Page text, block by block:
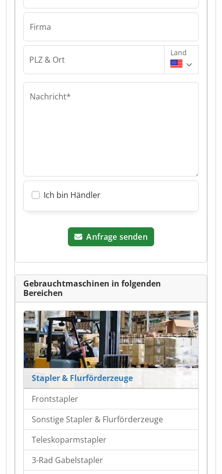
Firma
PLZ & Ort
Land
Nachricht*
Ich bin Händler
Anfrage senden
Gebrauchtmaschinen in folgenden
Bereichen
Stapler & Flurförderzeuge
Frontstapler
Sonstige Stapler & Flurförderzeuge
Teleskoparmstapler
3-Rad Gabelstapler